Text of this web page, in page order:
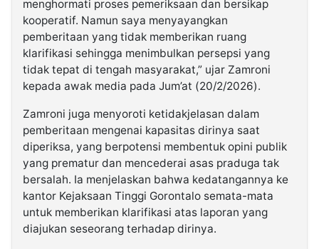
menghormati proses pemeriksaan dan bersikap
kooperatif. Namun saya menyayangkan
pemberitaan yang tidak memberikan ruang
klarifikasi sehingga menimbulkan persepsi yang
tidak tepat di tengah masyarakat,” ujar Zamroni
kepada awak media pada Jum’at (20/2/2026).
Zamroni juga menyoroti ketidakjelasan dalam
pemberitaan mengenai kapasitas dirinya saat
diperiksa, yang berpotensi membentuk opini publik
yang prematur dan mencederai asas praduga tak
bersalah. Ia menjelaskan bahwa kedatangannya ke
kantor Kejaksaan Tinggi Gorontalo semata-mata
untuk memberikan klarifikasi atas laporan yang
diajukan seseorang terhadap dirinya.